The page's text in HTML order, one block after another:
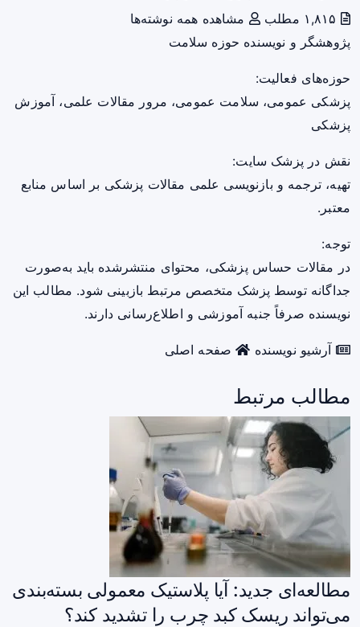
مشاهده همه نوشته‌ها
پژوهشگر و نویسنده حوزه سلامت
حوزه‌های فعالیت:
پزشکی عمومی، سلامت عمومی، مرور مقالات علمی، آموزش
پزشکی
نقش در پزشک سایت:
تهیه، ترجمه و بازنویسی علمی مقالات پزشکی بر اساس منابع
معتبر.
توجه:
در مقالات حساس پزشکی، محتوای منتشرشده باید به‌صورت
جداگانه توسط پزشک متخصص مرتبط بازبینی شود. مطالب این
نویسنده صرفاً جنبه آموزشی و اطلاع‌رسانی دارند.
آرشیو نویسنده صفحه اصلی
مطالب مرتبط
مطالعه‌ای جدید: آیا پلاستیک معمولی بسته‌بندی
می‌تواند ریسک کبد چرب را تشدید کند؟